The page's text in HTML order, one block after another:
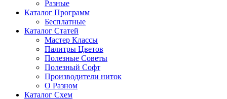
Разные
Каталог Программ
Бесплатные
Каталог Статей
Мастер Классы
Палитры Цветов
Полезные Советы
Полезный Софт
Производители ниток
О Разном
Каталог Схем